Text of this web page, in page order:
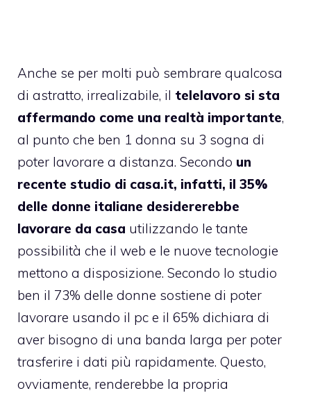
Anche se per molti può sembrare qualcosa
di astratto, irrealizabile, il telelavoro si sta
affermando come una realtà importante,
al punto che ben 1 donna su 3 sogna di
poter lavorare a distanza. Secondo un
recente studio di casa.it, infatti, il 35%
delle donne italiane desidererebbe
lavorare da casa utilizzando le tante
possibilità che il web e le nuove tecnologie
mettono a disposizione. Secondo lo studio
ben il 73% delle donne sostiene di poter
lavorare usando il pc e il 65% dichiara di
aver bisogno di una banda larga per poter
trasferire i dati più rapidamente. Questo,
ovviamente, renderebbe la propria